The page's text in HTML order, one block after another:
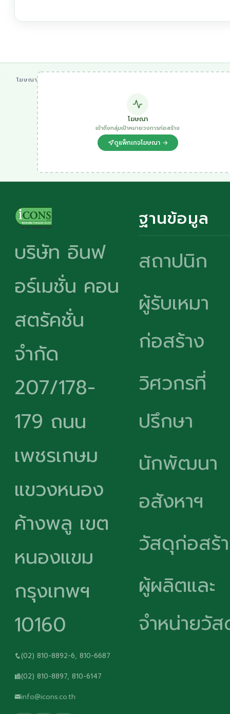
โฆษณา
โฆษณา
เข้าถึงกลุ่มเป้าหมายวงการก่อสร้าง
ดูแพ็กเกจโฆษณา →
บริษัท อินฟ
อร์เมชั่น คอน
สตรัคชั่น
จำกัด
207/178-
179 ถนน
เพชรเกษม
แขวงหนอง
ค้างพลู เขต
หนองแขม
กรุงเทพฯ
10160
(02) 810-8892-6, 810-6687
(02) 810-8897, 810-6147
info@icons.co.th
ฐานข้อมูล
สถาปนิก
ผู้รับเหมา
ก่อสร้าง
วิศวกรที่
ปรึกษา
นักพัฒนา
อสังหาฯ
วัสดุก่อสร้
ผู้ผลิตและ
จำหน่ายวั